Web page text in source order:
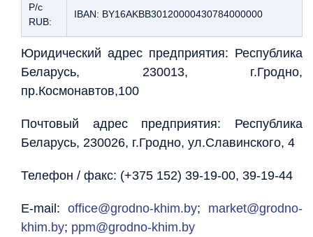
Р/с
RUB:
IBAN: BY16AKBB30120000430784000000
Юридический адрес предприятия: Республика
Беларусь, 230013, г.Гродно,
пр.Космонавтов,100
Почтовый адрес предприятия: Республика
Беларусь, 230026, г.Гродно, ул.Славинского, 4
Телефон / факс: (+375 152) 39-19-00, 39-19-44
E-mail: office@grodno-khim.by; market@grodno-
khim.by; ppm@grodno-khim.by